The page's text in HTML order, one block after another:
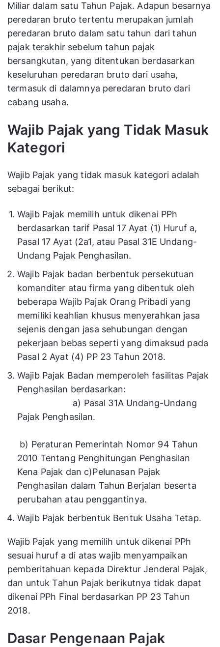
Miliar dalam satu Tahun Pajak. Adapun besarnya
peredaran bruto tertentu merupakan jumlah
peredaran bruto dalam satu tahun dari tahun
pajak terakhir sebelum tahun pajak
bersangkutan, yang ditentukan berdasarkan
keseluruhan peredaran bruto dari usaha,
termasuk di dalamnya peredaran bruto dari
cabang usaha.
Wajib Pajak yang Tidak Masuk
Kategori
Wajib Pajak yang tidak masuk kategori adalah
sebagai berikut:
Wajib Pajak memilih untuk dikenai PPh
berdasarkan tarif Pasal 17 Ayat (1) Huruf a,
Pasal 17 Ayat (2a1, atau Pasal 31E Undang-
Undang Pajak Penghasilan.
Wajib Pajak badan berbentuk persekutuan
komanditer atau firma yang dibentuk oleh
beberapa Wajib Pajak Orang Pribadi yang
memiliki keahlian khusus menyerahkan jasa
sejenis dengan jasa sehubungan dengan
pekerjaan bebas seperti yang dimaksud pada
Pasal 2 Ayat (4) PP 23 Tahun 2018.
Wajib Pajak Badan memperoleh fasilitas Pajak
Penghasilan berdasarkan:
a) Pasal 31A Undang-Undang
Pajak Penghasilan.
b) Peraturan Pemerintah Nomor 94 Tahun
2010 Tentang Penghitungan Penghasilan
Kena Pajak dan c)Pelunasan Pajak
Penghasilan dalam Tahun Berjalan beserta
perubahan atau penggantinya.
Wajib Pajak berbentuk Bentuk Usaha Tetap.
Wajib Pajak yang memilih untuk dikenai PPh
sesuai huruf a di atas wajib menyampaikan
pemberitahuan kepada Direktur Jenderal Pajak,
dan untuk Tahun Pajak berikutnya tidak dapat
dikenai PPh Final berdasarkan PP 23 Tahun
2018.
Dasar Pengenaan Pajak